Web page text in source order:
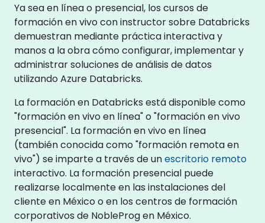
Ya sea en línea o presencial, los cursos de
formación en vivo con instructor sobre Databricks
demuestran mediante práctica interactiva y
manos a la obra cómo configurar, implementar y
administrar soluciones de análisis de datos
utilizando Azure Databricks.
La formación en Databricks está disponible como
"formación en vivo en línea" o "formación en vivo
presencial". La formación en vivo en línea
(también conocida como "formación remota en
vivo") se imparte a través de unescritorio remoto
interactivo. La formación presencial puede
realizarse localmente en las instalaciones del
cliente en México o en los centros de formación
corporativos de NobleProg en México.